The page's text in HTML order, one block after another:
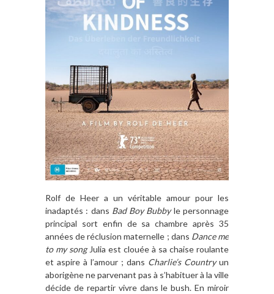
Rolf de Heer a un véritable amour pour les
inadaptés : dans Bad Boy Bubbyle personnage
principal sort enfin de sa chambre après 35
années de réclusion maternelle ; dans Dance me
to my songJulia est clouée à sa chaise roulante
et aspire à l’amour ; dans Charlie’s Countryun
aborigène ne parvenant pas à s’habituer à la ville
décide de repartir vivre dans le bush. En miroir